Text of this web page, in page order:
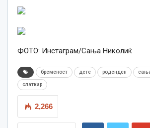
ФОТО: Инстаграм/Сања Николиќ
бременост дете роденден
слаткар
2,266